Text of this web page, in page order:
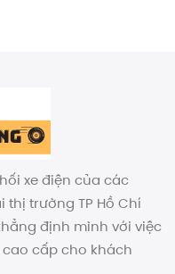
xe điện của các
trường TP Hồ Chí
định mình với việc
cấp cho khách